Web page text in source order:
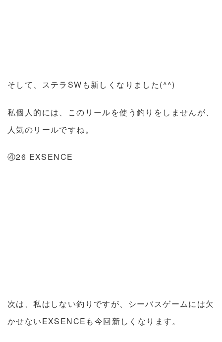
そして、ステラSWも新しくなりました(^^)
私個人的には、このリールを使う釣りをしませんが、
人気のリールですね。
④26 EXSENCE
次は、私はしない釣りですが、シーバスゲームには欠
かせないEXSENCEも今回新しくなります。